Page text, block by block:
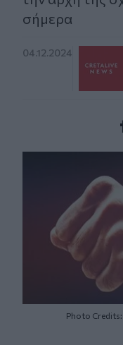
σήμερα
04.12.2024
Photo